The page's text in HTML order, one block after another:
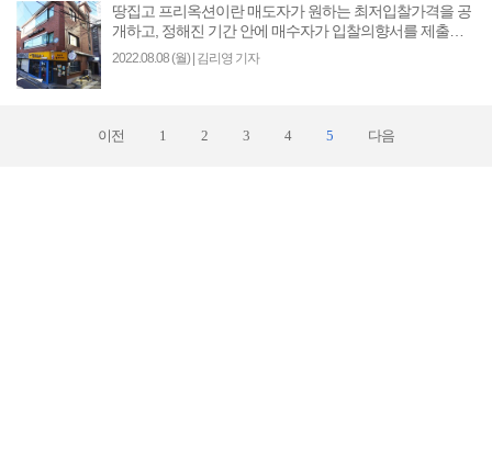
땅집고 프리옥션이란 매도자가 원하는 최저입찰가격을 공
개하고, 정해진 기간 안에 매수자가 입찰의향서를 제출하
면 매도·매수자가 협의 매각하는 방식이다. 마감일..
2022.08.08 (월)| 김리영 기자
이전 1 2 3 4 5 다음